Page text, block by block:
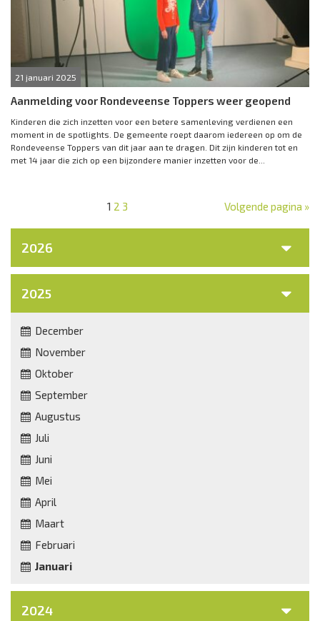
21 januari 2025
Aanmelding voor Rondeveense Toppers weer geopend
Kinderen die zich inzetten voor een betere samenleving verdienen een
moment in de spotlights. De gemeente roept daarom iedereen op om de
Rondeveense Toppers van dit jaar aan te dragen. Dit zijn kinderen tot en
met 14 jaar die zich op een bijzondere manier inzetten voor de...
1 2 3 Volgende pagina »
2026
2025
December
November
Oktober
September
Augustus
Juli
Juni
Mei
April
Maart
Februari
Januari
2024